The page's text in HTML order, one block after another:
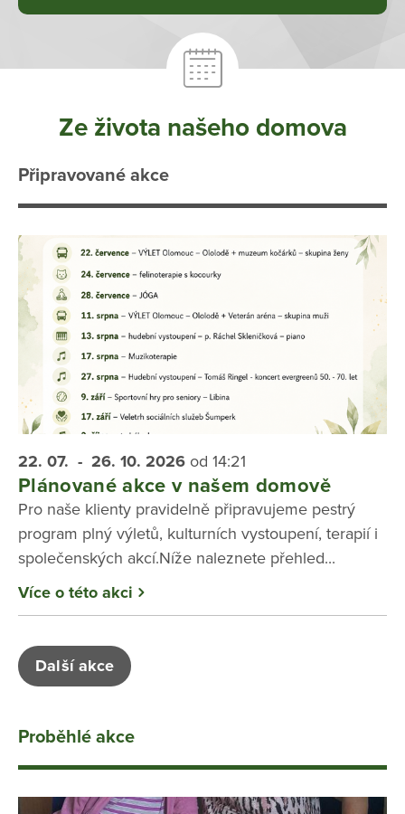
Ze života našeho domova
Připravované akce
22. 07. - 26. 10. 2026 od 14:21
Plánované akce v našem domově
Pro naše klienty pravidelně připravujeme pestrý
program plný výletů, kulturních vystoupení, terapií i
společenských akcí.Níže naleznete přehled...
Více o této akci
Další akce
Proběhlé akce